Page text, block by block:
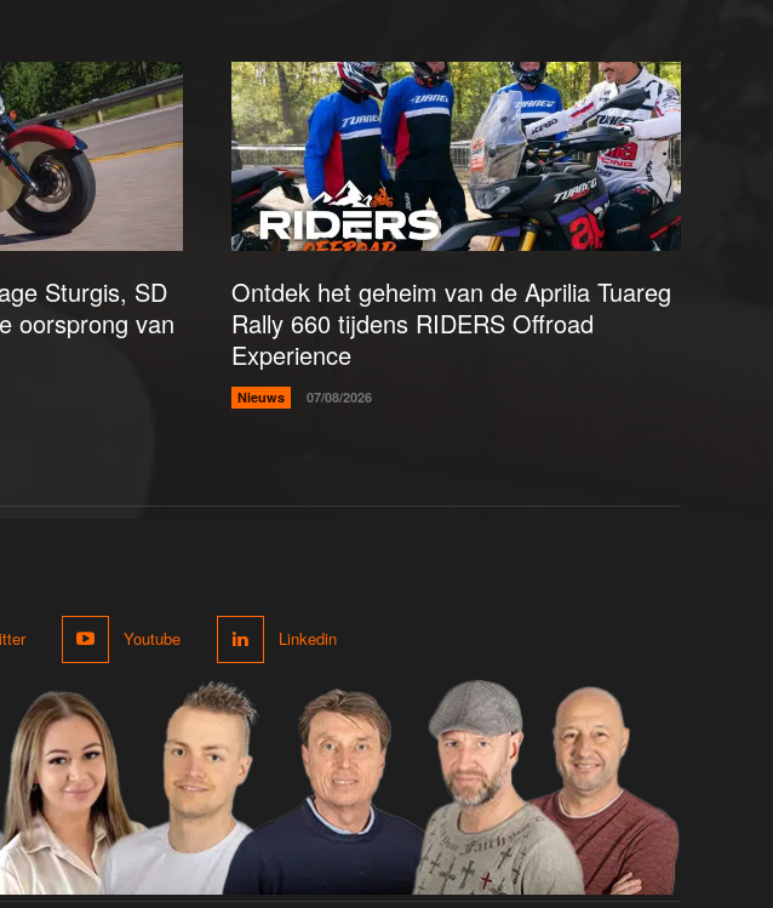
Sturgis, SD
oorsprong van
Ontdek het geheim van de Aprilia Tuareg
Rally 660 tijdens RIDERS Offroad
Experience
Nieuws 07/08/2026
Youtube Linkedin